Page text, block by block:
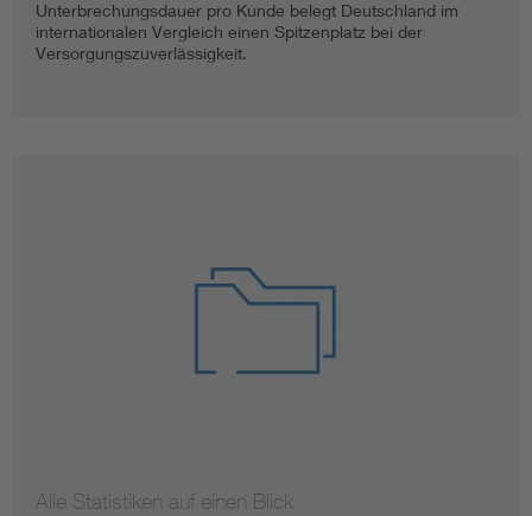
Unterbrechungsdauer pro Kunde belegt Deutschland im
internationalen Vergleich einen Spitzenplatz bei der
Versorgungszuverlässigkeit.
Alle Statistiken auf einen Blick